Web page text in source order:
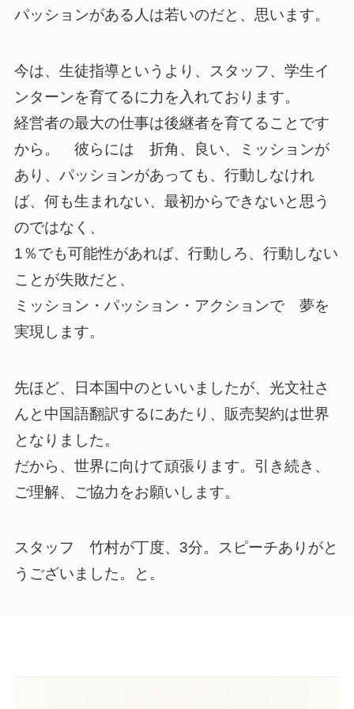
パッションがある人は若いのだと、思います。
今は、生徒指導というより、スタッフ、学生イ
ンターンを育てるに力を入れております。
経営者の最大の仕事は後継者を育てることです
から。 彼らには 折角、良い、ミッションが
あり、パッションがあっても、行動しなけれ
ば、何も生まれない、最初からできないと思う
のではなく、
1％でも可能性があれば、行動しろ、行動しない
ことが失敗だと、
ミッション・パッション・アクションで 夢を
実現します。
先ほど、日本国中のといいましたが、光文社さ
んと中国語翻訳するにあたり、販売契約は世界
となりました。
だから、世界に向けて頑張ります。引き続き、
ご理解、ご協力をお願いします。
スタッフ 竹村が丁度、3分。スピーチありがと
うございました。と。